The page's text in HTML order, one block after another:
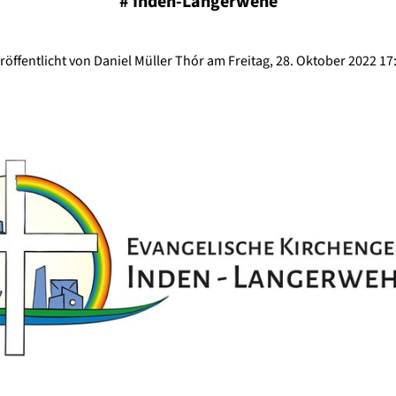
von Daniel Müller Thór am Freitag, 28. Oktober 2022